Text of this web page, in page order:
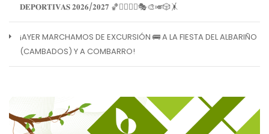
𝐃𝐄𝐏𝐎𝐑𝐓𝐈𝐕𝐀𝐒 𝟐𝟎𝟐𝟔/𝟐𝟎𝟐𝟕 🏀🏊‍♀️🧘‍♀️🎭🎨🎺🎲🤸
¡AYER MARCHAMOS DE EXCURSIÓN 🚌 A LA FIESTA DEL ALBARIÑO
(CAMBADOS) Y A COMBARRO!